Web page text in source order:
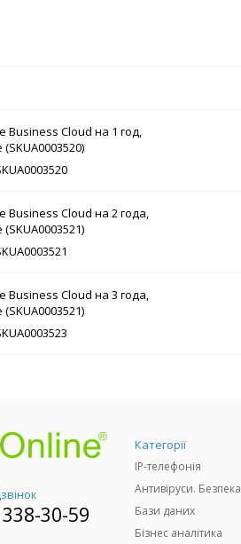
Business Cloud на 1 год,
Business Cloud на 2 года,
Business Cloud на 3 года,
30-59
Категорії
IP-телефонія
Антивіруси. Безпека
Бази даних
Бізнес аналітика